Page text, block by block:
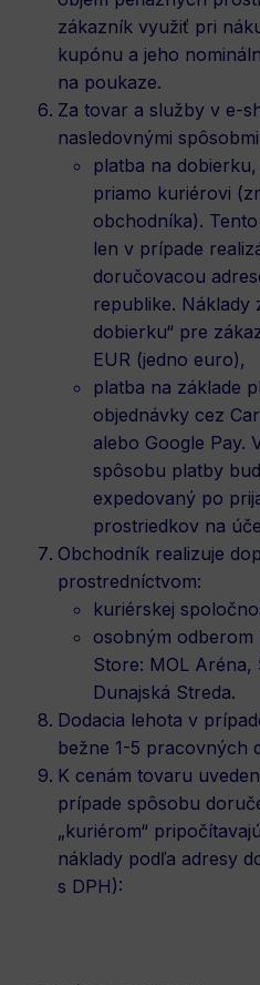
zákazník využiť pri
kupónu a jeho
na poukaze.
Za tovar a služby v e-
nasledovnými
platba na
priamo kuriérovi
obchodníka).
len v prípade
doručovacou
republike. Náklady
dobierku“ pre
EUR (jedno euro),
platba na základe
objednávky cez
alebo Google Pay.
spôsobu platby
expedovaný po
prostriedkov na
Obchodník realizuje
prostredníctvom:
kuriérskej
osobným odberom
Store: MOL Aréna,
Dunajská Streda.
Dodacia lehota v
bežne 1-5 pracovných
K cenám tovaru
prípade spôsobu
„kuriérom“
náklady podľa adresy
s DPH):